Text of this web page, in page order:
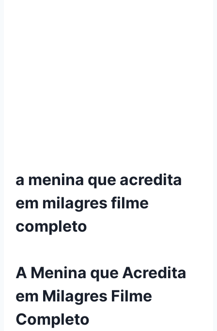
a menina que acredita
em milagres filme
completo
A Menina que Acredita
em Milagres Filme
Completo